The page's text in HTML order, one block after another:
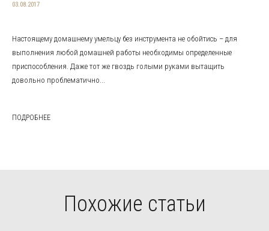
03.08.2017
Настоящему домашнему умельцу без инструмента не обойтись – для
выполнения любой домашней работы необходимы определенные
приспособления. Даже тот же гвоздь голыми руками вытащить
довольно проблематично...
ПОДРОБНЕЕ
Похожие статьи